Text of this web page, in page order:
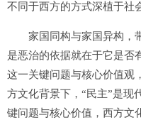
不同于西方的方式深植于社
家国同构与家国异构，带
是恶治的依据就在于它是否
这一关键问题与核心价值观
方文化背景下，“民主”是现
键问题与核心价值，西方文